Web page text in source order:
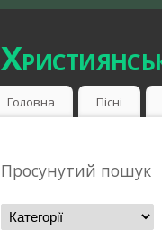
Головна Пісні
Просунутий пошук